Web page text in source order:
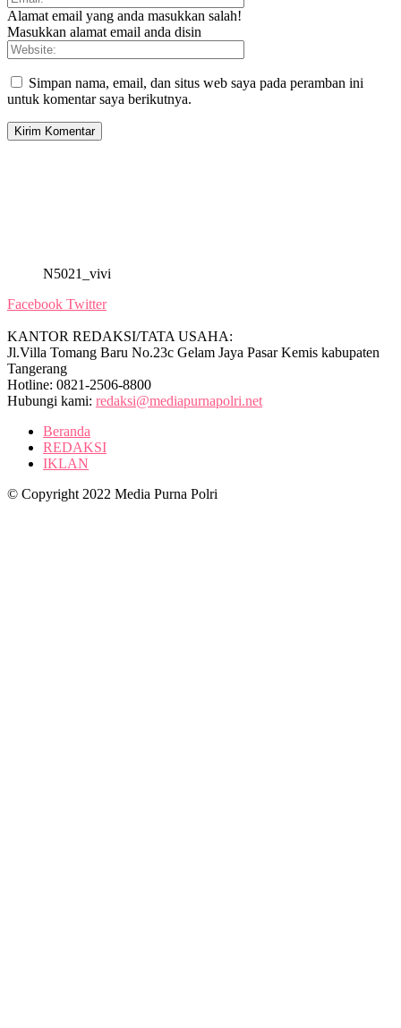
Alamat email yang anda masukkan salah!
Masukkan alamat email anda disin
Simpan nama, email, dan situs web saya pada peramban ini
untuk komentar saya berikutnya.
N5021_vivi
Facebook Twitter
KANTOR REDAKSI/TATA USAHA:
Jl.Villa Tomang Baru No.23c Gelam Jaya Pasar Kemis kabupaten
Tangerang
Hotline: 0821-2506-8800
Hubungi kami: redaksi@mediapurnapolri.net
Beranda
REDAKSI
IKLAN
© Copyright 2022 Media Purna Polri